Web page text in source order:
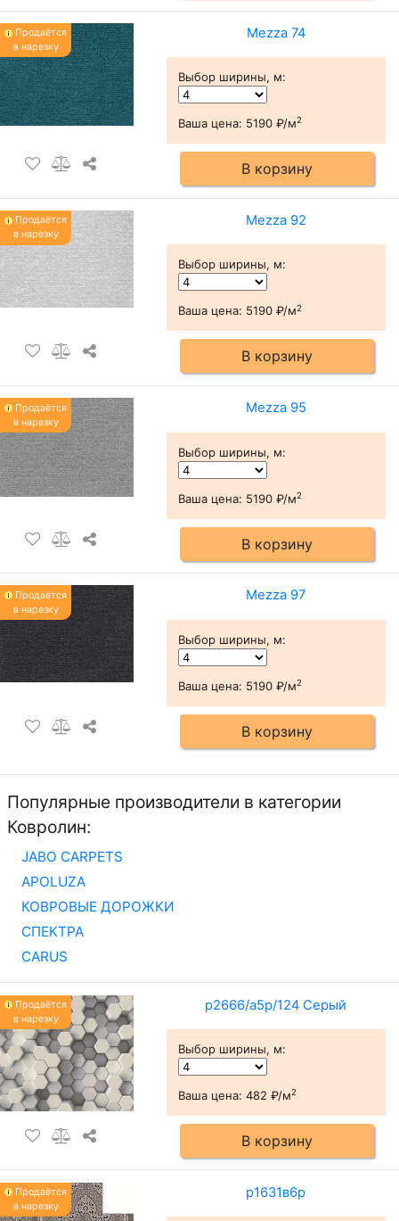
Продаётся
в нарезку
Mezza 74
Выбор ширины, м:
Ваша цена: 5190 ₽/м2
В корзину
Продаётся
в нарезку
Mezza 92
Выбор ширины, м:
Ваша цена: 5190 ₽/м2
В корзину
Продаётся
в нарезку
Mezza 95
Выбор ширины, м:
Ваша цена: 5190 ₽/м2
В корзину
Продаётся
в нарезку
Mezza 97
Выбор ширины, м:
Ваша цена: 5190 ₽/м2
В корзину
Популярные производители в категории
Ковролин:
JABO CARPETS
APOLUZA
КОВРОВЫЕ ДОРОЖКИ
СПЕКТРА
CARUS
Продаётся
в нарезку
p2666/a5p/124 Серый
Выбор ширины, м:
Ваша цена: 482 ₽/м2
В корзину
Продаётся
в нарезку
р1631в6р